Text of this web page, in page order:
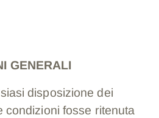
GENERALI
disposizione dei
condizioni fosse ritenuta